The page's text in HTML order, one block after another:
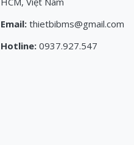
Email: thietbibms@gmail.com
Hotline: 0937.927.547